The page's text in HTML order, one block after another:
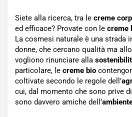
Siete alla ricerca, tra le creme
ed efficace? Provate con le creme
La cosmesi naturale è una strada
donne, che cercano qualità ma
vogliono rinunciare alla
particolare, le creme bio
coltivate secondo le regole dell’
cui, dal momento che sono prive
sono davvero amiche dell’